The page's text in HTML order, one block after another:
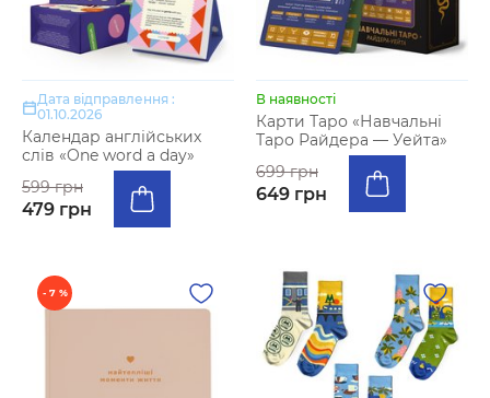
Дата відправлення :
01.10.2026
Календар англійських
слів «One word a day»
599 грн
479 грн
В наявності
Карти Таро «Навчальні
Таро Райдера — Уейта»
699 грн
649 грн
- 7 %